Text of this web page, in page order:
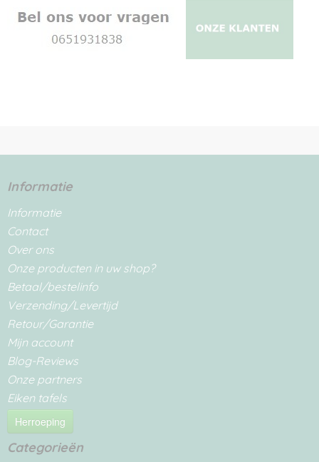
Informatie
Informatie
Contact
Over ons
Onze producten in uw shop?
Betaal/bestelinfo
Verzending/Levertijd
Retour/Garantie
Mijn account
Blog-Reviews
Onze partners
Eiken tafels
Herroeping
Categorieën